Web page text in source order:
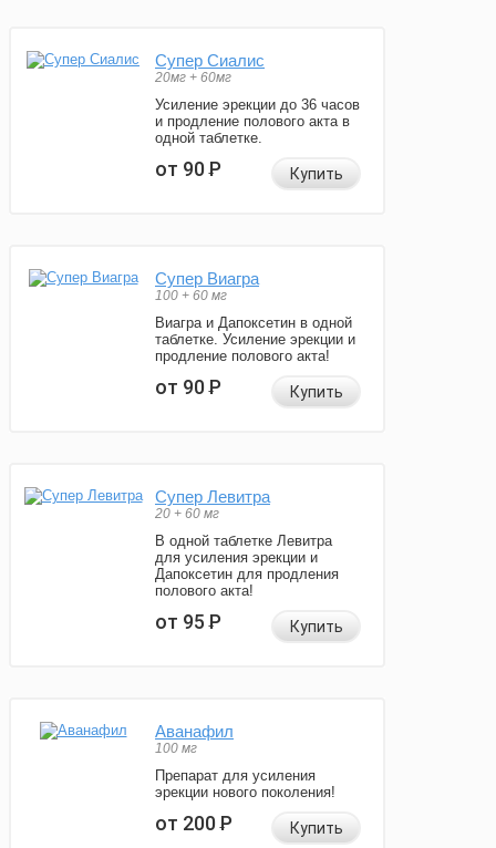
Супер Сиалис
20мг + 60мг
Усиление эрекции до 36 часов
и продление полового акта в
одной таблетке.
от 90Р Купить
Супер Виагра
100 + 60 мг
Виагра и Дапоксетин в одной
таблетке. Усиление эрекции и
продление полового акта!
от 90Р Купить
Супер Левитра
20 + 60 мг
В одной таблетке Левитра
для усиления эрекции и
Дапоксетин для продления
полового акта!
от 95Р Купить
Аванафил
100 мг
Препарат для усиления
эрекции нового поколения!
от 200Р Купить